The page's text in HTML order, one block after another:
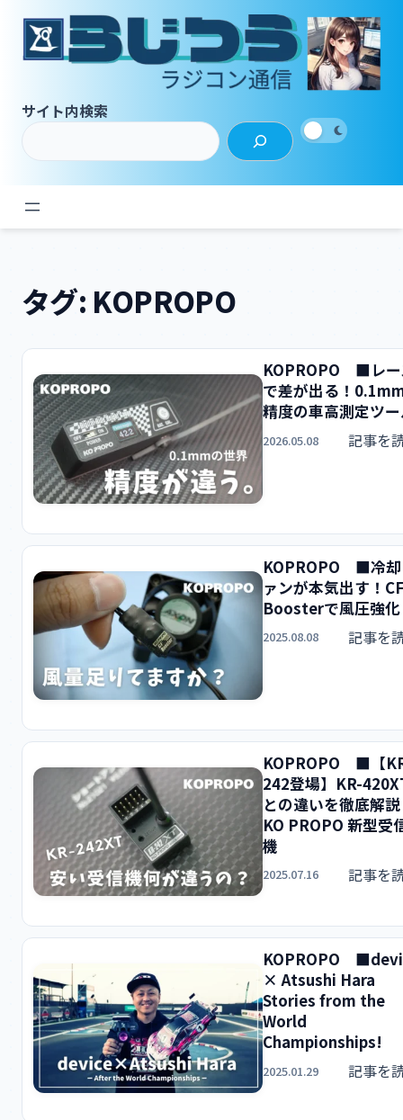
サイト内検索
タグ: KOPROPO
KOPROPO ■レー
で差が出る！
精度の車高測定ツ
2026.05.08 記事を
KOPROPO ■冷
ァンが本気出す！CF
Boosterで風圧強化
2025.08.08 記事を
KOPROPO ■【
242登場】KR-
との違いを徹底解
KO PROPO 新型受
機
2025.07.16 記事を
KOPROPO
× Atsushi Hara
Stories from the
World
Championships!
2025.01.29 記事を